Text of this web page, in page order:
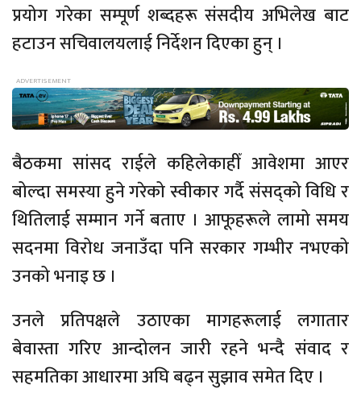
प्रयोग गरेका सम्पूर्ण शब्दहरू संसदीय अभिलेख बाट
हटाउन सचिवालयलाई निर्देशन दिएका हुन् ।
बैठकमा सांसद राईले कहिलेकाहीँ आवेशमा आएर
बोल्दा समस्या हुने गरेको स्वीकार गर्दै संसद्को विधि र
थितिलाई सम्मान गर्ने बताए । आफूहरूले लामो समय
सदनमा विरोध जनाउँदा पनि सरकार गम्भीर नभएको
उनको भनाइ छ ।
उनले प्रतिपक्षले उठाएका मागहरूलाई लगातार
बेवास्ता गरिए आन्दोलन जारी रहने भन्दै संवाद र
सहमतिका आधारमा अघि बढ्न सुझाव समेत दिए ।